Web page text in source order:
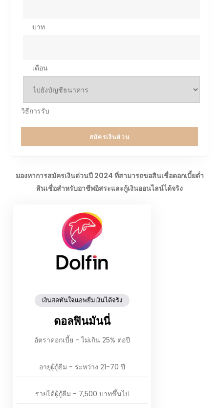
บาท
เดือน
วิธีการรับ
สมัครเงินด่วน
มองหาการสมัครเงินด่วนปี 2024 ที่สามารถขอสินเชื่อดอกเบี้ยต่ำ
สินเชื่อสำหรับอาชีพอิสระและกู้เงินออนไลน์ได้จริง
เงินสดทันใจแอพยืมเงินได้จริง
ดอลฟินมันนี่
อัตราดอกเบี้ย - ไม่เกิน 25% ต่อปี
อายุผู้กู้ยืม - ระหว่าง 21-70 ปี
รายได้ผู้กู้ยืม - 7,500 บาทขึ้นไป